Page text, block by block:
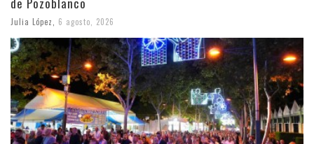
Julia López 6 agosto, 2026